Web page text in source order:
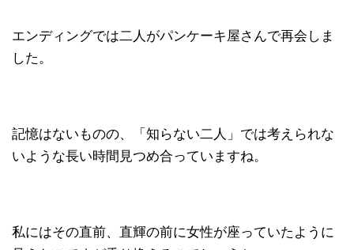
エンディングでは二人がパンケーキ屋さんで再会しま
した。
記憶はないものの、「知らない二人」では考えられな
いような長い時間見つめ合っていますね。
私にはその直前、直輝の前に女性が座っていたように